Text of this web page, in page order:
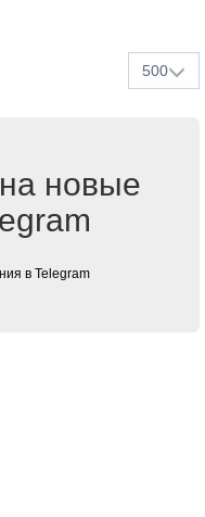
500
новые
в Telegram